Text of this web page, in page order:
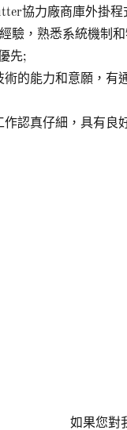
協力廠商庫外掛程
驗，熟悉系統機制
先;
的能力和意願，有
認真仔細，具有良
如果您對